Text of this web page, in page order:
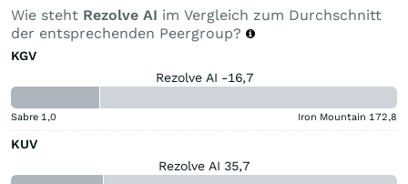
Wie steht Rezolve AI im Vergleich zum Durchschnitt
der entsprechenden Peergroup?
KGV
Rezolve AI -16,7
Sabre 1,0 Iron Mountain 172,8
KUV
Rezolve AI 35,7